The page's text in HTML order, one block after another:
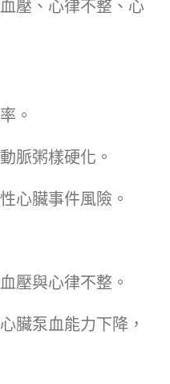
壓、心律不整、心
。
脈粥樣硬化。
心臟事件風險。
壓與心律不整。
臟泵血能力下降，